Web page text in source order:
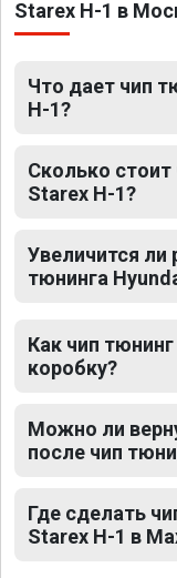
Starex H-1 в
Что дает чип
H-1?
Сколько стоит
Starex H-1?
Увеличится ли
тюнинга
Как чип
коробку?
Можно ли
после чип
Где сделать
Starex H-1 в